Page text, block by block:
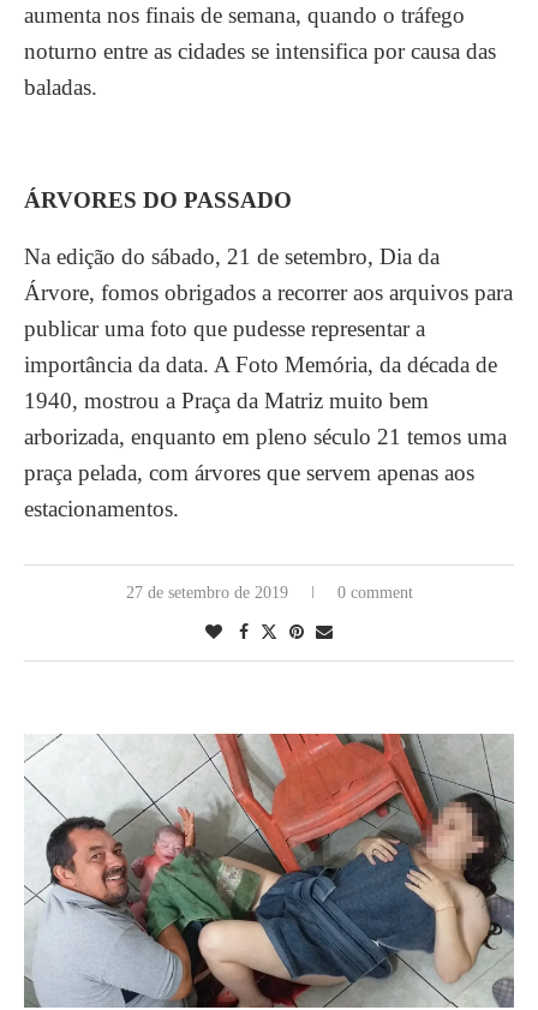
aumenta nos finais de semana, quando o tráfego
noturno entre as cidades se intensifica por causa das
baladas.
ÁRVORES DO PASSADO
Na edição do sábado, 21 de setembro, Dia da
Árvore, fomos obrigados a recorrer aos arquivos para
publicar uma foto que pudesse representar a
importância da data. A Foto Memória, da década de
1940, mostrou a Praça da Matriz muito bem
arborizada, enquanto em pleno século 21 temos uma
praça pelada, com árvores que servem apenas aos
estacionamentos.
27 de setembro de 2019 0 comment